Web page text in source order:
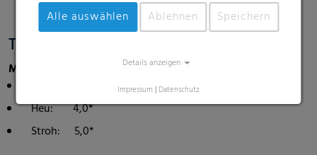
Technische Daten
Mindestumwicklungen:
Heu: 4,0*
Stroh: 5,0*
Alle auswählen Ablehnen Speichern
Details anzeigen
Impressum | Datenschutz